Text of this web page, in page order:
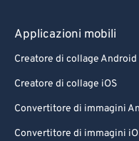
Applicazioni mobili
Creatore di collage Android
Creatore di collage iOS
Convertitore di immagini
Convertitore di immagini